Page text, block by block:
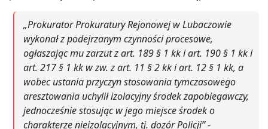
„Prokurator Prokuratury Rejonowej w Lubaczowie
wykonał z podejrzanym czynności procesowe,
ogłaszając mu zarzut z art. 189 § 1 kk i art. 190 § 1 kk i
art. 217 § 1 kk w zw. z art. 11 § 2 kk i art. 12 § 1 kk, a
wobec ustania przyczyn stosowania tymczasowego
aresztowania uchylił izolacyjny środek zapobiegawczy,
jednocześnie stosując w jego miejsce środek o
charakterze nieizolacyjnym, tj. dozór Policji” -